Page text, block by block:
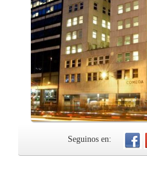
Seguinos en: